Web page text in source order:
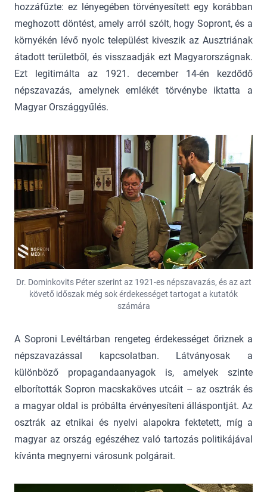
hozzáfűzte: ez lényegében törvényesített egy korábban
meghozott döntést, amely arról szólt, hogy Sopront, és a
környékén lévő nyolc települést kiveszik az Ausztriának
átadott területből, és visszaadják ezt Magyarországnak.
Ezt legitimálta az 1921. december 14-én kezdődő
népszavazás, amelynek emlékét törvénybe iktatta a
Magyar Országgyűlés.
Dr. Dominkovits Péter szerint az 1921-es népszavazás, és az azt
követő időszak még sok érdekességet tartogat a kutatók
számára
A Soproni Levéltárban rengeteg érdekességet őriznek a
népszavazással kapcsolatban. Látványosak a
különböző propagandaanyagok is, amelyek szinte
elborították Sopron macskaköves utcáit – az osztrák és
a magyar oldal is próbálta érvényesíteni álláspontját. Az
osztrák az etnikai és nyelvi alapokra fektetett, míg a
magyar az ország egészéhez való tartozás politikájával
kívánta megnyerni városunk polgárait.